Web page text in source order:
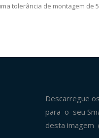
tolerância de montagem de
Descarregue
para o seu
desta imagem